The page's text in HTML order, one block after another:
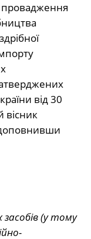
провадження
від 30
вісник
засобів (у тому